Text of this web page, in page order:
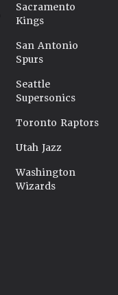
Sacramento
Kings
San Antonio
Spurs
Seattle
Supersonics
Toronto Raptors
Utah Jazz
Washington
Wizards